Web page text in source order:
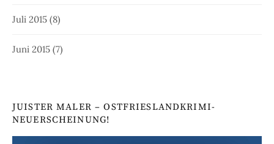
Juli 2015 (8)
Juni 2015 (7)
JUISTER MALER – OSTFRIESLANDKRIMI-
NEUERSCHEINUNG!